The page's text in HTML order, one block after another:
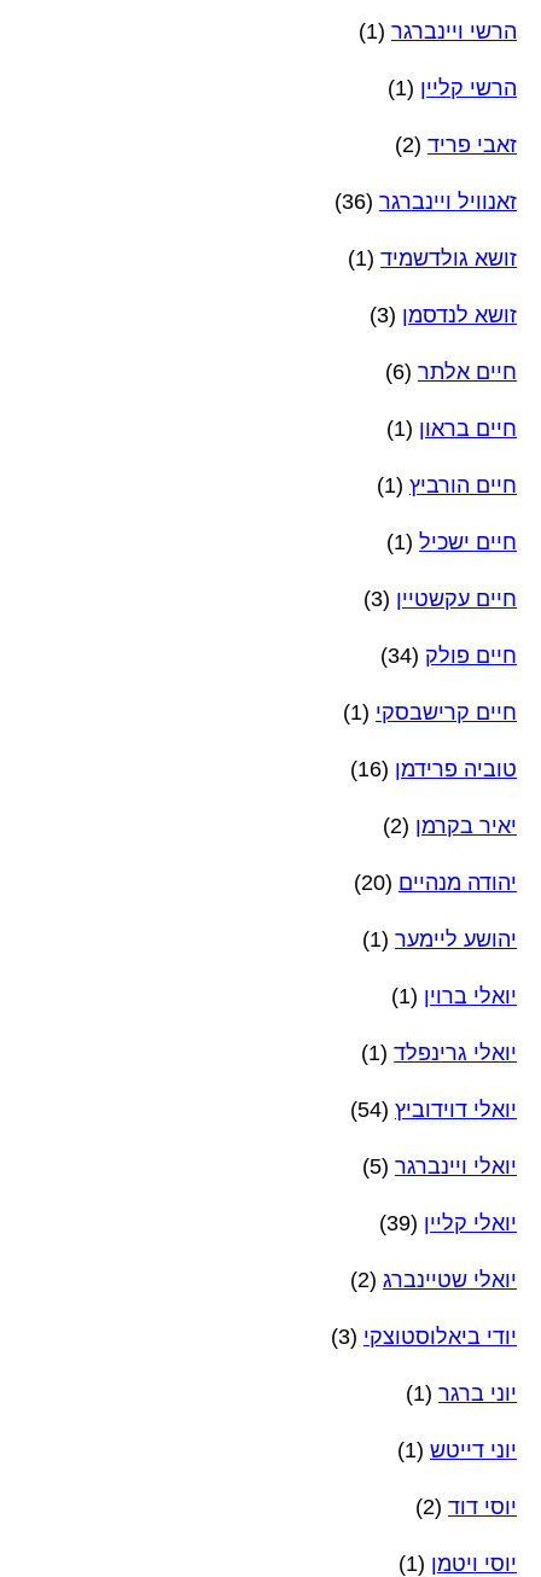
הרשי ויינברגר (1)
הרשי קליין (1)
זאבי פריד (2)
זאנוויל ויינברגר (36)
זושא גולדשמיד (1)
זושא לנדסמן (3)
חיים אלתר (6)
חיים בראון (1)
חיים הורביץ (1)
חיים ישכיל (1)
חיים עקשטיין (3)
חיים פולק (34)
חיים קרישבסקי (1)
טוביה פרידמן (16)
יאיר בקרמן (2)
יהודה מנהיים (20)
יהושע ליימער (1)
יואלי ברוין (1)
יואלי גרינפלד (1)
יואלי דוידוביץ (54)
יואלי ויינברגר (5)
יואלי קליין (39)
יואלי שטיינברג (2)
יודי ביאלוסטוצקי (3)
יוני ברגר (1)
יוני דייטש (1)
יוסי דוד (2)
יוסי ויטמן (1)